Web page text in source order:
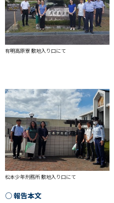
有明高原寮 敷地入り口にて
松本少年刑務所 敷地入り口にて
○ 報告本文